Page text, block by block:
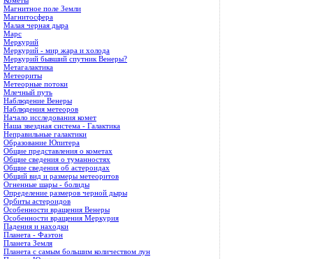
Магнитное поле Земли
Магнитосфера
Малая черная дыра
Марс
Меркурий
Меркурий - мир жара и холода
Меркурий бывший спутник Венеры?
Метагалактика
Метеориты
Метеорные потоки
Млечный путь
Наблюдение Венеры
Наблюдения метеоров
Начало исследования комет
Наша звездная система - Галактика
Неправильные галактики
Образование Юпитера
Общие представления о кометах
Общие сведения о туманностях
Общие сведения об астероидах
Общий вид и размеры метеоритов
Огненные шары - болиды
Определение размеров черной дыры
Орбиты астероидов
Особенности вращения Венеры
Особенности вращения Меркурия
Падения и находки
Планета - Фаэтон
Планета Земля
Планета с самым большим количеством лун